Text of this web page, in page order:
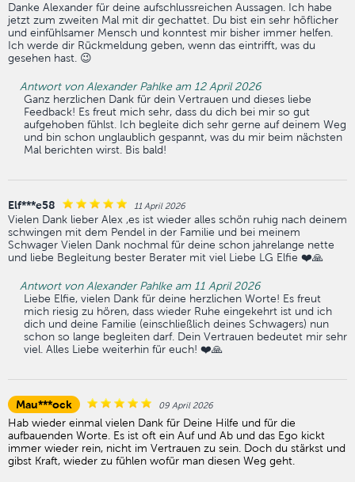
Danke Alexander für deine aufschlussreichen Aussagen. Ich habe
jetzt zum zweiten Mal mit dir gechattet. Du bist ein sehr höflicher
und einfühlsamer Mensch und konntest mir bisher immer helfen.
Ich werde dir Rückmeldung geben, wenn das eintrifft, was du
gesehen hast. 😉
Antwort von Alexander Pahlke am 12 April 2026
Ganz herzlichen Dank für dein Vertrauen und dieses liebe
Feedback! Es freut mich sehr, dass du dich bei mir so gut
aufgehoben fühlst. Ich begleite dich sehr gerne auf deinem Weg
und bin schon unglaublich gespannt, was du mir beim nächsten
Mal berichten wirst. Bis bald!
Elf***e58 11 April 2026
Vielen Dank lieber Alex ,es ist wieder alles schön ruhig nach deinem
schwingen mit dem Pendel in der Familie und bei meinem
Schwager Vielen Dank nochmal für deine schon jahrelange nette
und liebe Begleitung bester Berater mit viel Liebe LG Elfie ❤️🙏
Antwort von Alexander Pahlke am 11 April 2026
Liebe Elfie, vielen Dank für deine herzlichen Worte! Es freut
mich riesig zu hören, dass wieder Ruhe eingekehrt ist und ich
dich und deine Familie (einschließlich deines Schwagers) nun
schon so lange begleiten darf. Dein Vertrauen bedeutet mir sehr
viel. Alles Liebe weiterhin für euch! ❤️🙏
Mau***ock 09 April 2026
Hab wieder einmal vielen Dank für Deine Hilfe und für die
aufbauenden Worte. Es ist oft ein Auf und Ab und das Ego kickt
immer wieder rein, nicht im Vertrauen zu sein. Doch du stärkst und
gibst Kraft, wieder zu fühlen wofür man diesen Weg geht.